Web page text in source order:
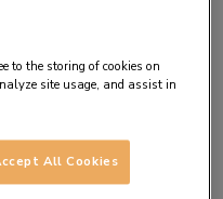
to the storing of cookies on
site usage, and assist in
All Cookies